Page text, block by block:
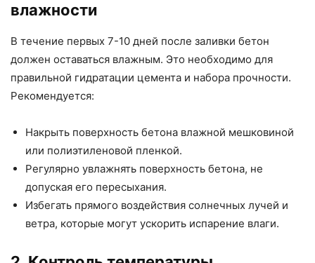
влажности
В течение первых 7-10 дней после заливки бетон
должен оставаться влажным. Это необходимо для
правильной гидратации цемента и набора прочности.
Рекомендуется:
Накрыть поверхность бетона влажной мешковиной
или полиэтиленовой пленкой.
Регулярно увлажнять поверхность бетона, не
допуская его пересыхания.
Избегать прямого воздействия солнечных лучей и
ветра, которые могут ускорить испарение влаги.